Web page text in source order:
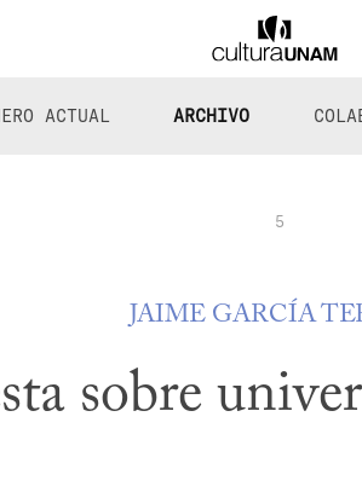
ACTUAL ARCHIVO
5
JAIME GARCÍA
sobre